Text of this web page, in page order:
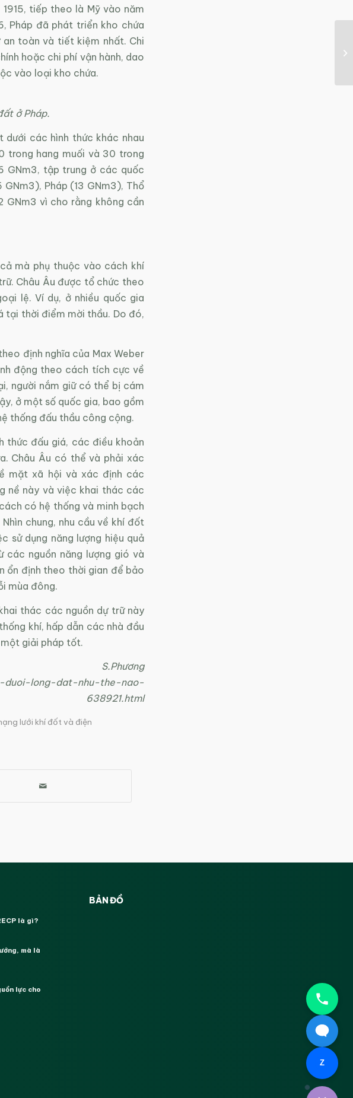
tiếp theo là Mỹ vào năm
Pháp đã phát triển kho chứa
toàn và tiết kiệm nhất. Chi
hoặc chi phí vận hành, dao
vào loại kho chứa.
ở Pháp.
các hình thức khác nhau
trong hang muối và 30 trong
GNm3, tập trung ở các quốc
Pháp (13 GNm3), Thổ
GNm3 vì cho rằng không cần
mà phụ thuộc vào cách khí
Châu Âu được tổ chức theo
lệ. Ví dụ, ở nhiều quốc gia
tại thời điểm mời thầu. Do đó,
định nghĩa của Max Weber
động theo cách tích cực về
người nắm giữ có thể bị cám
ở một số quốc gia, bao gồm
thống đấu thầu công cộng.
thức đấu giá, các điều khoản
Châu Âu có thể và phải xác
mặt xã hội và xác định các
nề này và việc khai thác các
có hệ thống và minh bạch
chung, nhu cầu về khí đốt
sử dụng năng lượng hiệu quả
nguồn năng lượng gió và
ổn định theo thời gian để bảo
mùa đông.
thác các nguồn dự trữ này
khí, hấp dẫn các nhà đầu
giải pháp tốt.
S.Phương
duoi-long-dat-nhu-the-nao-
638921.html
lưới khí đốt và điện
là gì?
mà là
lực cho
BẢN ĐỒ
Z